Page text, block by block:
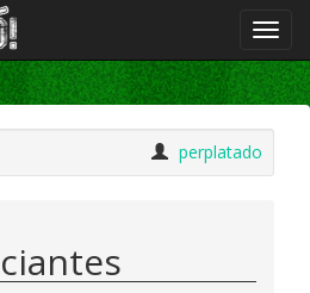
perplatado